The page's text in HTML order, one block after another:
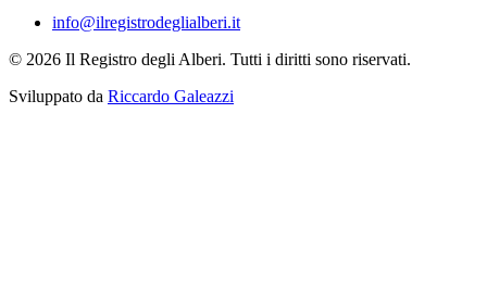
info@ilregistrodeglialberi.it
© 2026 Il Registro degli Alberi. Tutti i diritti sono riservati.
Sviluppato da Riccardo Galeazzi